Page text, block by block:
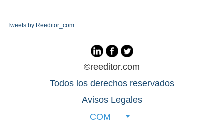
Tweets by Reeditor_com
©reeditor.com
Todos los derechos reservados
Avisos Legales